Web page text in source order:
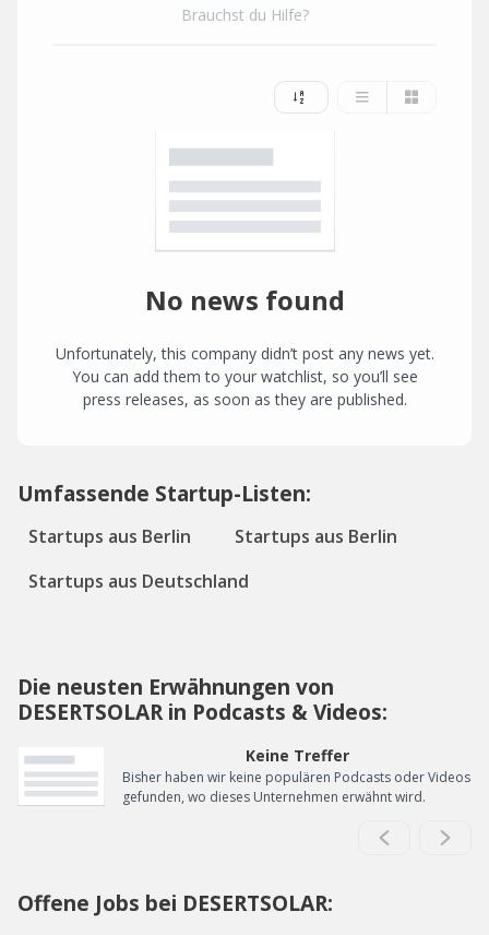
Brauchst du Hilfe?
No news found
Unfortunately, this company didn’t post any news yet.
You can add them to your watchlist, so you’ll see
press releases, as soon as they are published.
Umfassende Startup-Listen:
Startups aus Berlin
Startups aus Berlin
Startups aus Deutschland
Die neusten Erwähnungen von
DESERTSOLAR in Podcasts & Videos:
Keine Treffer
Bisher haben wir keine populären Podcasts oder Videos
gefunden, wo dieses Unternehmen erwähnt wird.
Offene Jobs bei DESERTSOLAR: